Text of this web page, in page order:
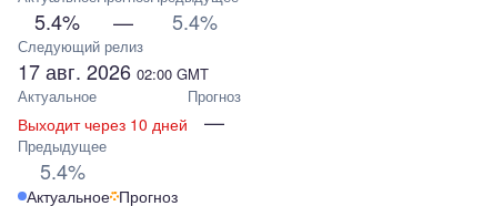
5.4% — 5.4%
Следующий релиз
17 авг. 2026 02:00 GMT
Актуальное
Выходит через 10 дней
Прогноз
—
Предыдущее
5.4%
Актуальное Прогноз